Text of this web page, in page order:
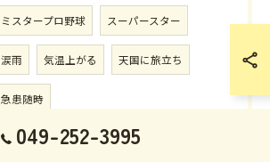
ミスタープロ野球 スーパースター
涙雨 気温上がる 天国に旅立ち
急患随時
水.土.祝祭日.8:00〜12:00(受付11:30迄)
049-252-3995